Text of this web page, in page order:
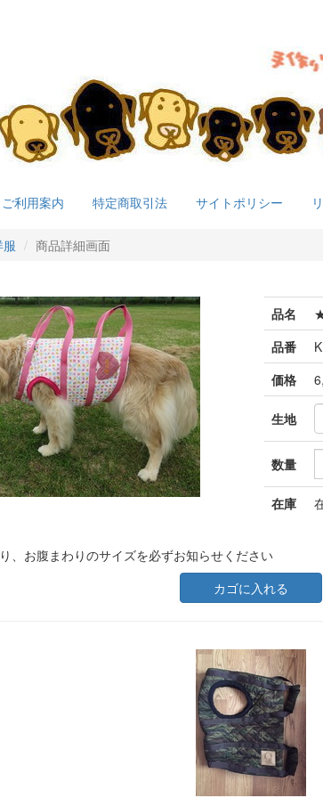
ご利用案内 特定商取引法 サイトポリシー
商品詳細画面
品名
品番
価格
生地
数量
在庫
、お腹まわりのサイズを必ずお知らせください
カゴに入れる